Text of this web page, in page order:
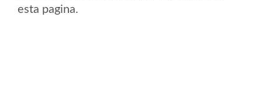
esta pagina.